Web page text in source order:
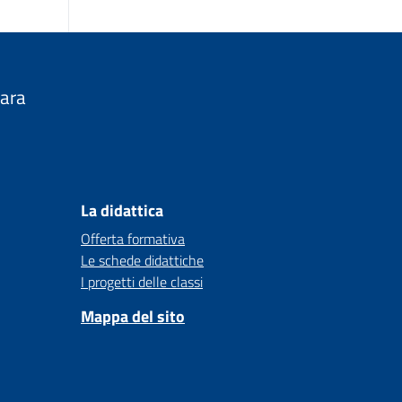
La didattica
Offerta formativa
Le schede didattiche
I progetti delle classi
Mappa del sito